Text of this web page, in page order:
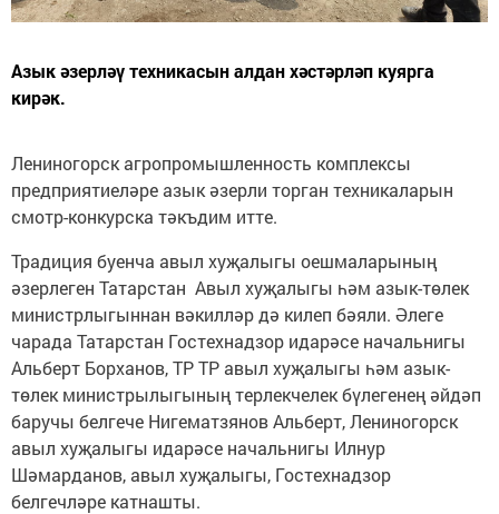
Азык әзерләү техникасын алдан хәстәрләп куярга
кирәк.
Лениногорск агропромышленность комплексы
предприятиеләре азык әзерли торган техникаларын
смотр-конкурска тәкъдим итте.
Традиция буенча авыл хуҗалыгы оешмаларының
әзерлеген Татарстан Авыл хуҗалыгы һәм азык-төлек
министрлыгыннан вәкилләр дә килеп бәяли. Әлеге
чарада Татарстан Гостехнадзор идарәсе начальнигы
Альберт Борханов, ТР ТР авыл хуҗалыгы һәм азык-
төлек министрылыгының терлекчелек бүлегенең әйдәп
баручы белгече Нигематзянов Альберт, Лениногорск
авыл хуҗалыгы идарәсе начальнигы Илнур
Шәмарданов, авыл хуҗалыгы, Гостехнадзор
белгечләре катнашты.